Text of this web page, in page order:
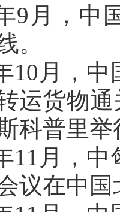
9月，中
。
10月，
运货物
科普里举
11月，
议在中